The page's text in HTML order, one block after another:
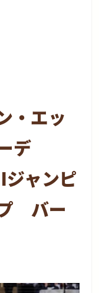
・エッ
デ
ャンピ
バー